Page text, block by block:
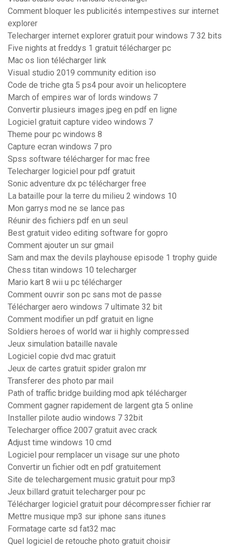
Comment bloquer les publicités intempestives sur internet
explorer
Telecharger internet explorer gratuit pour windows 7 32 bits
Five nights at freddys 1 gratuit télécharger pc
Mac os lion télécharger link
Visual studio 2019 community edition iso
Code de triche gta 5 ps4 pour avoir un helicoptere
March of empires war of lords windows 7
Convertir plusieurs images jpeg en pdf en ligne
Logiciel gratuit capture video windows 7
Theme pour pc windows 8
Capture ecran windows 7 pro
Spss software télécharger for mac free
Telecharger logiciel pour pdf gratuit
Sonic adventure dx pc télécharger free
La bataille pour la terre du milieu 2 windows 10
Mon garrys mod ne se lance pas
Réunir des fichiers pdf en un seul
Best gratuit video editing software for gopro
Comment ajouter un sur gmail
Sam and max the devils playhouse episode 1 trophy guide
Chess titan windows 10 telecharger
Mario kart 8 wii u pc télécharger
Comment ouvrir son pc sans mot de passe
Télécharger aero windows 7 ultimate 32 bit
Comment modifier un pdf gratuit en ligne
Soldiers heroes of world war ii highly compressed
Jeux simulation bataille navale
Logiciel copie dvd mac gratuit
Jeux de cartes gratuit spider gralon mr
Transferer des photo par mail
Path of traffic bridge building mod apk télécharger
Comment gagner rapidement de largent gta 5 online
Installer pilote audio windows 7 32bit
Telecharger office 2007 gratuit avec crack
Adjust time windows 10 cmd
Logiciel pour remplacer un visage sur une photo
Convertir un fichier odt en pdf gratuitement
Site de telechargement music gratuit pour mp3
Jeux billard gratuit telecharger pour pc
Télécharger logiciel gratuit pour décompresser fichier rar
Mettre musique mp3 sur iphone sans itunes
Formatage carte sd fat32 mac
Quel logiciel de retouche photo gratuit choisir